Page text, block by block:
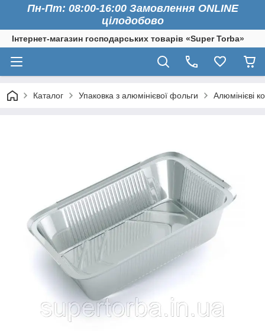
Пн-Пт: 08:00-16:00 Замовлення ONLINE
цілодобово
Інтернет-магазин господарських товарів «Super Torba»
Каталог Упаковка з алюмінієвої фольги Алюмінієві